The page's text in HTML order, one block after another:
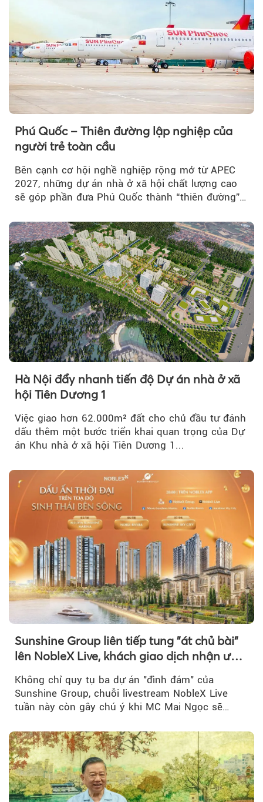
Phú Quốc – Thiên đường lập nghiệp của
người trẻ toàn cầu
Bên cạnh cơ hội nghề nghiệp rộng mở từ APEC
2027, những dự án nhà ở xã hội chất lượng cao
sẽ góp phần đưa Phú Quốc thành “thiên đường”
Hà Nội đẩy nhanh tiến độ Dự án nhà ở xã
hội Tiên Dương 1
Việc giao hơn 62.000m² đất cho chủ đầu tư đánh
dấu thêm một bước triển khai quan trọng của Dự
án Khu nhà ở xã hội Tiên Dương 1...
Sunshine Group liên tiếp tung "át chủ bài"
lên NobleX Live, khách giao dịch nhận ưu
Không chỉ quy tụ ba dự án "đình đám" của
Sunshine Group, chuỗi livestream NobleX Live
tuần này còn gây chú ý khi MC Mai Ngọc sẽ